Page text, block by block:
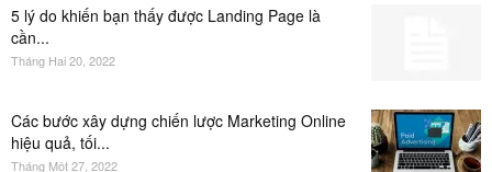
5 lý do khiến bạn thấy được Landing Page là
cần...
Tháng Hai 20, 2022
Các bước xây dựng chiến lược Marketing Online
hiệu quả, tối...
Tháng Một 27, 2022